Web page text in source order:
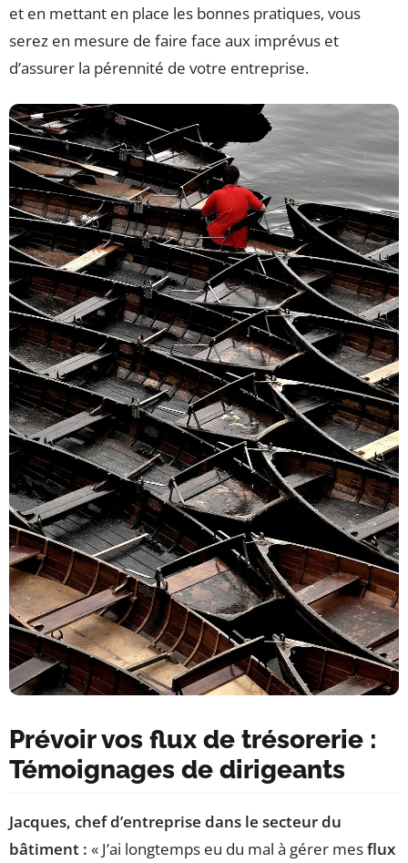
et en mettant en place les bonnes pratiques, vous
serez en mesure de faire face aux imprévus et
d’assurer la pérennité de votre entreprise.
Prévoir vos flux de trésorerie :
Témoignages de dirigeants
Jacques, chef d’entreprise dans le secteur du
bâtiment : « J’ai longtemps eu du mal à gérer mesflux